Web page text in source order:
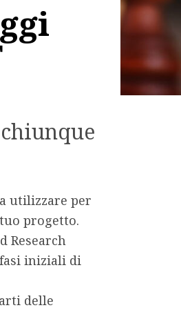
utilizzare per
progetto.
Research
iniziali di
delle